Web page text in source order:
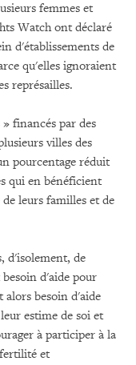
femmes et
Watch ont déclaré
d'établissements de
qu'elles ignoraient
représailles.
financés par des
villes des
pourcentage réduit
qui en bénéficient
leurs familles et de
d'isolement, de
d'aide pour
besoin d'aide
estime de soi et
à participer à la
et